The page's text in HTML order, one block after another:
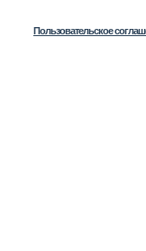
Пользовательское